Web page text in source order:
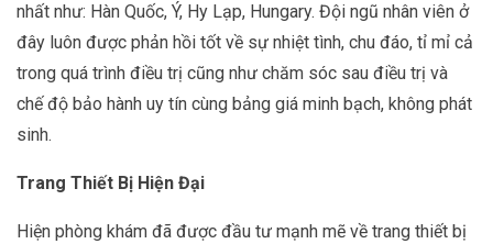
nhất như: Hàn Quốc, Ý, Hy Lạp, Hungary. Đội ngũ nhân viên ở
đây luôn được phản hồi tốt về sự nhiệt tình, chu đáo, tỉ mỉ cả
trong quá trình điều trị cũng như chăm sóc sau điều trị và
chế độ bảo hành uy tín cùng bảng giá minh bạch, không phát
sinh.
Trang Thiết Bị Hiện Đại
Hiện phòng khám đã được đầu tư mạnh mẽ về trang thiết bị